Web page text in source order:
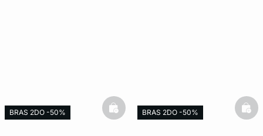
BRAS 2DO -50% basketfullBRAS 2DO -50%